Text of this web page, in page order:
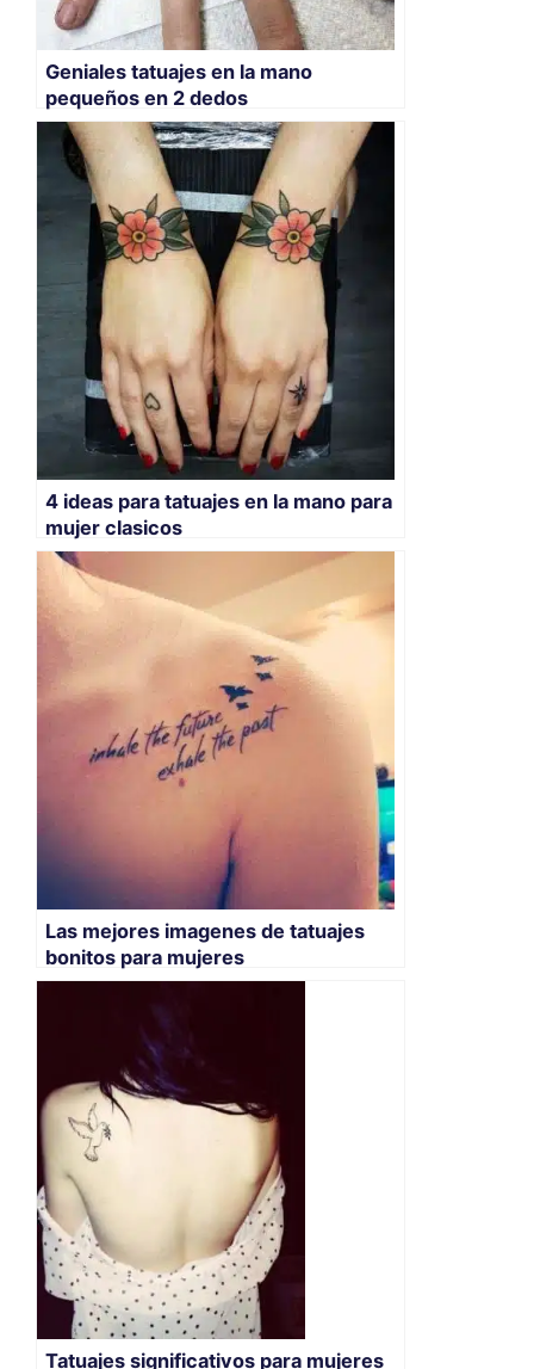
Geniales tatuajes en la mano
pequeños en 2 dedos
4 ideas para tatuajes en la mano para
mujer clasicos
Las mejores imagenes de tatuajes
bonitos para mujeres
Tatuajes significativos para mujeres